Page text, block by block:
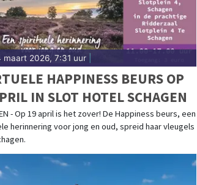
maart 2026, 7:31 uur|
HAPPINESS BEURS OP
IN SLOT HOTEL SCHAGEN
- Op 19 april is het zover! De Happiness beurs, een
herinnering voor jong en oud, spreid haar vleugels